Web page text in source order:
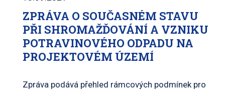
ZPRÁVA O SOUČASNÉM STAVU
PŘI SHROMAŽĎOVÁNÍ A VZNIKU
POTRAVINOVÉHO ODPADU NA
PROJEKTOVÉM ÚZEMÍ
Zpráva podává přehled rámcových podmínek pro